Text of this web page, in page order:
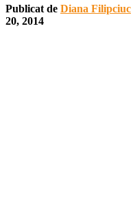
Publicat de Diana Filipciuc
20, 2014